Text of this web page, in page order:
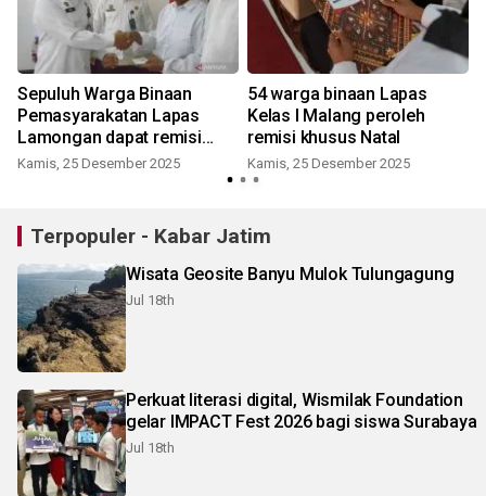
Sepuluh Warga Binaan
Pemasyarakatan Lapas
Lamongan dapat remisi
Natal
Kamis, 25 Desember 2025
54 warga binaan Lapas
Kelas I Malang peroleh
remisi khusus Natal
Kamis, 25 Desember 2025
Terpopuler - Kabar Jatim
Wisata Geosite Banyu Mulok Tulungagung
Jul 18th
Perkuat literasi digital, Wismilak Foundation
gelar IMPACT Fest 2026 bagi siswa Surabaya
Jul 18th